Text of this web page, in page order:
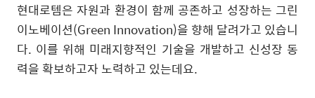
현대로템은 자원과 환경이 함께 공존하고 성장하는 그린
이노베이션(Green Innovation)을 향해 달려가고 있습니
다. 이를 위해 미래지향적인 기술을 개발하고 신성장 동
력을 확보하고자 노력하고 있는데요.